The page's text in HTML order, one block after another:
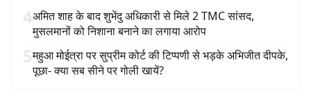
4अमित शाह के बाद शुभेंदु अधिकारी से मिले 2 TMC सांसद,
मुसलमानों को निशाना बनाने का लगाया आरोप
5महुआ मोईत्रा पर सुप्रीम कोर्ट की टिप्पणी से भड़के अभिजीत दीपके,
पूछा- क्या सब सीने पर गोली खायें?